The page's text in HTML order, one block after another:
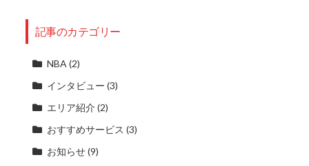
記事のカテゴリー
NBA (2)
インタビュー (3)
エリア紹介 (2)
おすすめサービス (3)
お知らせ(9)